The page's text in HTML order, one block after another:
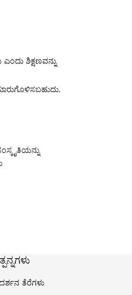
ಶಿಕ್ಷಣವನ್ನು
ತೆರೆಗಳು